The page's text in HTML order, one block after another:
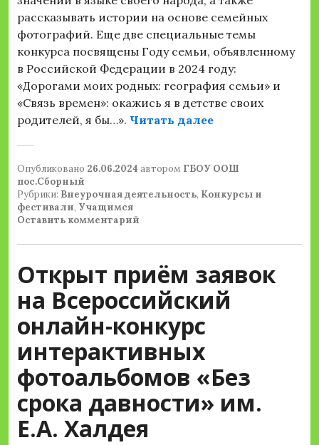
рассказывать истории на основе семейных
фотографий. Еще две специальные темы
конкурса посвящены Году семьи, объявленному
в Российской Федерации в 2024 году:
«Дорогами моих родных: география семьи» и
«Связь времен»: окажись я в детстве своих
родителей, я бы…». Читать далее«Приглашаем
Опубликовано 26.06.2024 автором ГБОУ ООШ
пос.Сборный
Рубрики: Внеурочная деятельность, Конкурсы и
фестивали, Учащимся
Оставить комментарий
Открыт приём заявок
на Всероссийский
онлайн-конкурс
интерактивных
фотоальбомов «Без
срока давности» им.
Е.А. Халдея